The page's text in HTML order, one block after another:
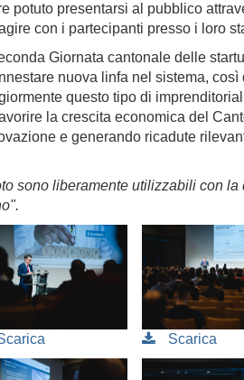
potuto presentarsi al pubblico
con i partecipanti presso i loro
Giornata cantonale delle
nuova linfa nel sistema,
questo tipo di
la crescita economica del
e generando ricadute
sono liberamente utilizzabili con
Scarica